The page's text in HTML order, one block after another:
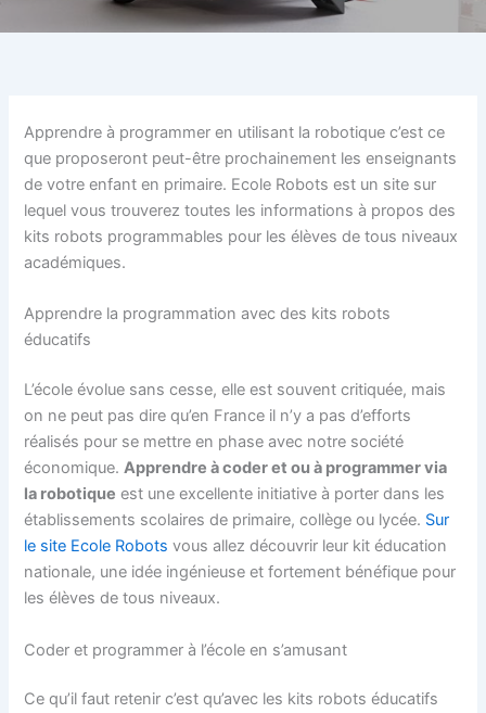
Apprendre à programmer en utilisant la robotique c’est ce
que proposeront peut-être prochainement les enseignants
de votre enfant en primaire. Ecole Robots est un site sur
lequel vous trouverez toutes les informations à propos des
kits robots programmables pour les élèves de tous niveaux
académiques.
Apprendre la programmation avec des kits robots
éducatifs
L’école évolue sans cesse, elle est souvent critiquée, mais
on ne peut pas dire qu’en France il n’y a pas d’efforts
réalisés pour se mettre en phase avec notre société
économique.Apprendre à coder et ou à programmer via
la robotique est une excellente initiative à porter dans les
établissements scolaires de primaire, collège ou lycée. Sur
le site Ecole Robots vous allez découvrir leur kit éducation
nationale, une idée ingénieuse et fortement bénéfique pour
les élèves de tous niveaux.
Coder et programmer à l’école en s’amusant
Ce qu’il faut retenir c’est qu’avec les kits robots éducatifs